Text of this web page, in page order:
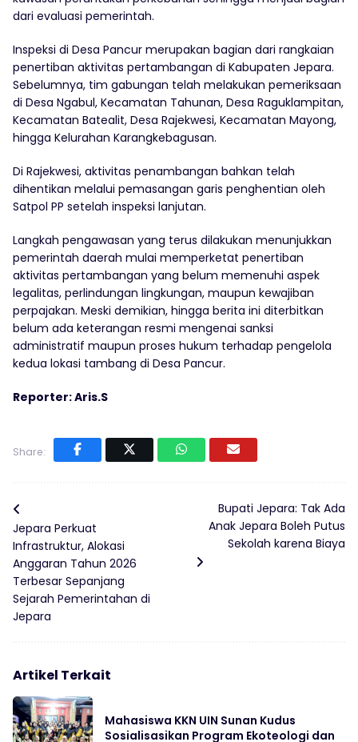
dari evaluasi pemerintah.
Inspeksi di Desa Pancur merupakan bagian dari rangkaian
penertiban aktivitas pertambangan di Kabupaten Jepara.
Sebelumnya, tim gabungan telah melakukan pemeriksaan
di Desa Ngabul, Kecamatan Tahunan, Desa Raguklampitan,
Kecamatan Batealit, Desa Rajekwesi, Kecamatan Mayong,
hingga Kelurahan Karangkebagusan.
Di Rajekwesi, aktivitas penambangan bahkan telah
dihentikan melalui pemasangan garis penghentian oleh
Satpol PP setelah inspeksi lanjutan.
Langkah pengawasan yang terus dilakukan menunjukkan
pemerintah daerah mulai memperketat penertiban
aktivitas pertambangan yang belum memenuhi aspek
legalitas, perlindungan lingkungan, maupun kewajiban
perpajakan. Meski demikian, hingga berita ini diterbitkan
belum ada keterangan resmi mengenai sanksi
administratif maupun proses hukum terhadap pengelola
kedua lokasi tambang di Desa Pancur.
Reporter: Aris.S
Share:
Jepara Perkuat
Infrastruktur, Alokasi
Anggaran Tahun 2026
Terbesar Sepanjang
Sejarah Pemerintahan di
Jepara
Bupati Jepara: Tak Ada
Anak Jepara Boleh Putus
Sekolah karena Biaya
Artikel Terkait
Mahasiswa KKN UIN Sunan Kudus
Sosialisasikan Program Ekoteologi dan